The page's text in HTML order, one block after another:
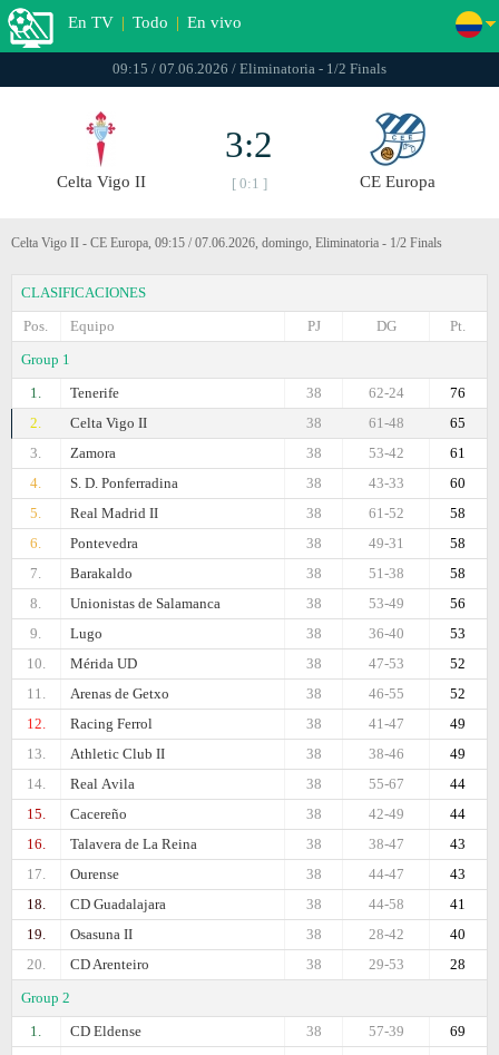
En TV | Todo | En vivo
09:15 / 07.06.2026 / Eliminatoria - 1/2 Finals
Celta Vigo II
3:2
[ 0:1 ] CE Europa
Celta Vigo II - CE Europa, 09:15 / 07.06.2026, domingo, Eliminatoria - 1/2 Finals
CLASIFICACIONES
Pos.
Equipo Pt.
DG
PJ
Group 1
1.
Tenerife 76
62-24
38
2.
Celta Vigo II 65
61-48
38
3.
Zamora 61
53-42
38
4.
S. D. Ponferradina 60
43-33
38
5.
Real Madrid II 58
61-52
38
6.
Pontevedra 58
49-31
38
7.
Barakaldo 58
51-38
38
8.
Unionistas de Salamanca 56
53-49
38
9.
Lugo 53
36-40
38
10.
Mérida UD 52
47-53
38
11.
Arenas de Getxo 52
46-55
38
12.
Racing Ferrol 49
41-47
38
13.
Athletic Club II 49
38-46
38
14.
Real Аvila 44
55-67
38
15.
Cacereño 44
42-49
38
16.
Talavera de La Reina 43
38-47
38
17.
Ourense 43
44-47
38
18.
CD Guadalajara 41
44-58
38
19.
Osasuna II 40
28-42
38
20.
CD Arenteiro 28
29-53
38
Group 2
1.
CD Eldense 69
57-39
38